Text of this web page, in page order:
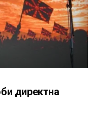
директна